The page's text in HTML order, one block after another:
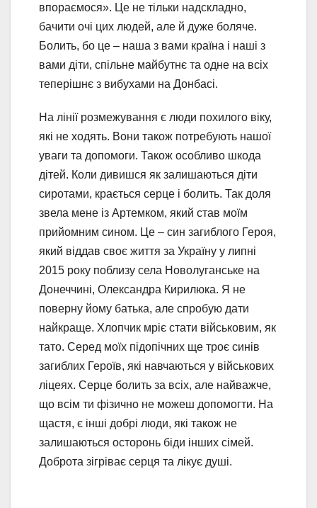
впораємося». Це не тільки надскладно,
бачити очі цих людей, але й дуже боляче.
Болить, бо це – наша з вами країна і наші з
вами діти, спільне майбутнє та одне на всіх
теперішнє з вибухами на Донбасі.
На лінії розмежування є люди похилого віку,
які не ходять. Вони також потребують нашої
уваги та допомоги. Також особливо шкода
дітей. Коли дивишся як залишаються діти
сиротами, крається серце і болить. Так доля
звела мене із Артемком, який став моїм
прийомним сином. Це – син загиблого Героя,
який віддав своє життя за Україну у липні
2015 року поблизу села Новолуганське на
Донеччині, Олександра Кирилюка. Я не
поверну йому батька, але спробую дати
найкраще. Хлопчик мріє стати військовим, як
тато. Серед моїх підопічних ще троє синів
загиблих Героїв, які навчаються у військових
ліцеях. Серце болить за всіх, але найважче,
що всім ти фізично не можеш допомогти. На
щастя, є інші добрі люди, які також не
залишаються осторонь біди інших сімей.
Доброта зігріває серця та лікує душі.